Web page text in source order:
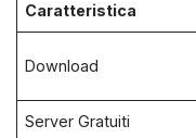
Caratteristica
Download
Server Gratuiti